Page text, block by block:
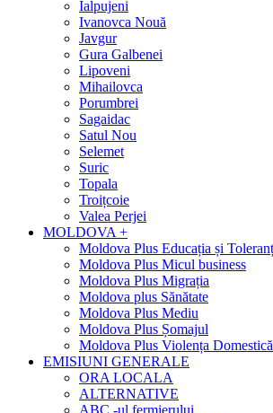
Ialpujeni
Ivanovca Nouă
Javgur
Gura Galbenei
Lipoveni
Mihailovca
Porumbrei
Sagaidac
Satul Nou
Selemet
Suric
Topala
Troițcoie
Valea Perjei
MOLDOVA +
Moldova Plus Educația și
Moldova Plus Micul business
Moldova Plus Migrația
Moldova plus Sănătate
Moldova Plus Mediu
Moldova Plus Șomajul
Moldova Plus Violența Domestică
EMISIUNI GENERALE
ORA LOCALA
ALTERNATIVE
ABC -ul fermierului